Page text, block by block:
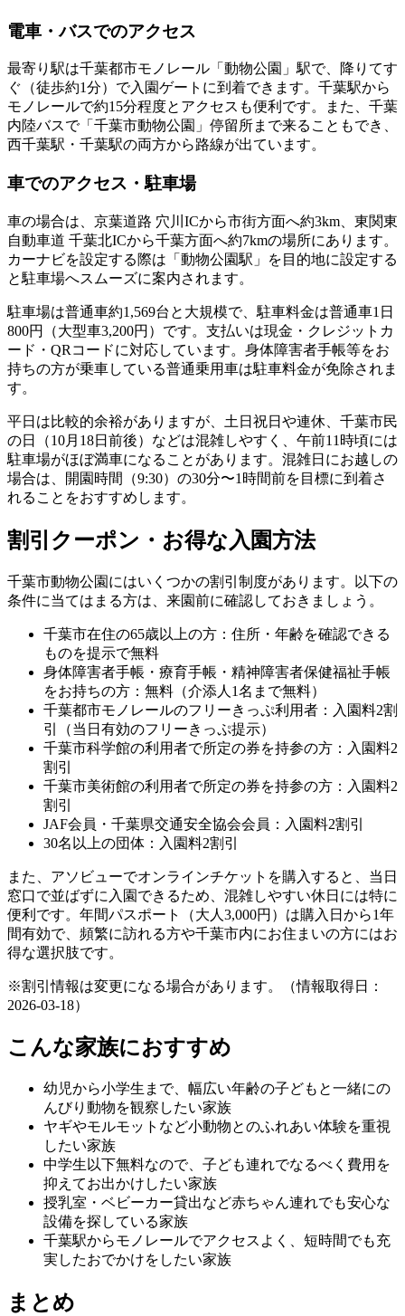
電車・バスでのアクセス
最寄り駅は千葉都市モノレール「動物公園」駅で、降りてす
ぐ（徒歩約1分） で入園ゲートに到着できます。千葉駅から
モノレールで約15分程度とアクセスも便利です。また、千葉
内陸バスで「千葉市動物公園」停留所まで来ることもでき、
西千葉駅・千葉駅の両方から路線が出ています。
車でのアクセス・駐車場
車の場合は、京葉道路 穴川ICから市街方面へ約3km、東関東
自動車道 千葉北ICから千葉方面へ約7kmの場所にあります。
カーナビを設定する際は「動物公園駅」を目的地に設定する
と駐車場へスムーズに案内されます。
駐車場は普通車約1,569台と大規模で、駐車料金は普通車1日
800円
（大型車3,200円）です。支払いは現金・クレジットカ
ード・QRコードに対応しています。身体障害者手帳等をお
持ちの方が乗車している普通乗用車は駐車料金が免除されま
す。
平日は比較的余裕がありますが、 土日祝日や連休、千葉市民
の日（10月18日前後）などは混雑しやすく
、午前11時頃には
駐車場がほぼ満車になることがあります。混雑日にお越しの
場合は、開園時間（9:30）の30分〜1時間前を目標に到着さ
れることをおすすめします。
割引クーポン・お得な入園方法
千葉市動物公園にはいくつかの割引制度があります。以下の
条件に当てはまる方は、来園前に確認しておきましょう。
千葉市在住の65歳以上の方：住所・年齢を確認できる
ものを提示で無料
身体障害者手帳・療育手帳・精神障害者保健福祉手帳
をお持ちの方：無料（介添人1名まで無料）
千葉都市モノレールのフリーきっぷ利用者：入園料2割
引（当日有効のフリーきっぷ提示）
千葉市科学館の利用者で所定の券を持参の方：入園料2
割引
千葉市美術館の利用者で所定の券を持参の方：入園料2
割引
JAF会員・千葉県交通安全協会会員：入園料2割引
30名以上の団体：入園料2割引
また、アソビューでオンラインチケットを購入すると、当日
窓口で並ばずに入園できるため、混雑しやすい休日には特に
便利です。年間パスポート（大人3,000円）は購入日から1年
間有効で、頻繁に訪れる方や千葉市内にお住まいの方にはお
得な選択肢です。
※割引情報は変更になる場合があります。（情報取得日：
2026-03-18）
こんな家族におすすめ
幼児から小学生まで、幅広い年齢の子どもと一緒にの
んびり動物を観察したい家族
ヤギやモルモットなど小動物とのふれあい体験を重視
したい家族
中学生以下無料なので、子ども連れでなるべく費用を
抑えてお出かけしたい家族
授乳室・ベビーカー貸出など赤ちゃん連れでも安心な
設備を探している家族
千葉駅からモノレールでアクセスよく、短時間でも充
実したおでかけをしたい家族
まとめ